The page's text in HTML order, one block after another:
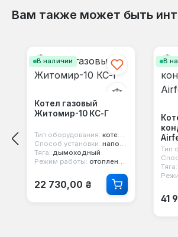
Вам также может быть
В наличии
Котел газовый
Житомир-10 КС-Г
Тип оборудования: котел газовый
Способ установки: напольный
Тяга: дымоходный
Режим работы: отопление и горячая вода
Обычная цена:
22 730,00 ₴
В
Тип
Тяга:
41